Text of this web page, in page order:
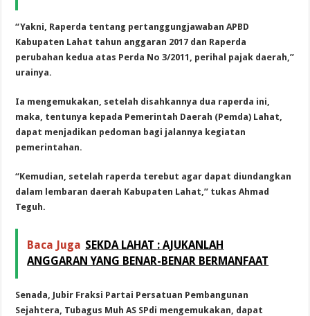
“Yakni, Raperda tentang pertanggungjawaban APBD
Kabupaten Lahat tahun anggaran 2017 dan Raperda
perubahan kedua atas Perda No 3/2011, perihal pajak daerah,”
urainya.
Ia mengemukakan, setelah disahkannya dua raperda ini,
maka, tentunya kepada Pemerintah Daerah (Pemda) Lahat,
dapat menjadikan pedoman bagi jalannya kegiatan
pemerintahan.
“Kemudian, setelah raperda terebut agar dapat diundangkan
dalam lembaran daerah Kabupaten Lahat,” tukas Ahmad
Teguh.
Baca Juga SEKDA LAHAT : AJUKANLAH
ANGGARAN YANG BENAR-BENAR BERMANFAAT
Senada, Jubir Fraksi Partai Persatuan Pembangunan
Sejahtera, Tubagus Muh AS SPdi mengemukakan, dapat